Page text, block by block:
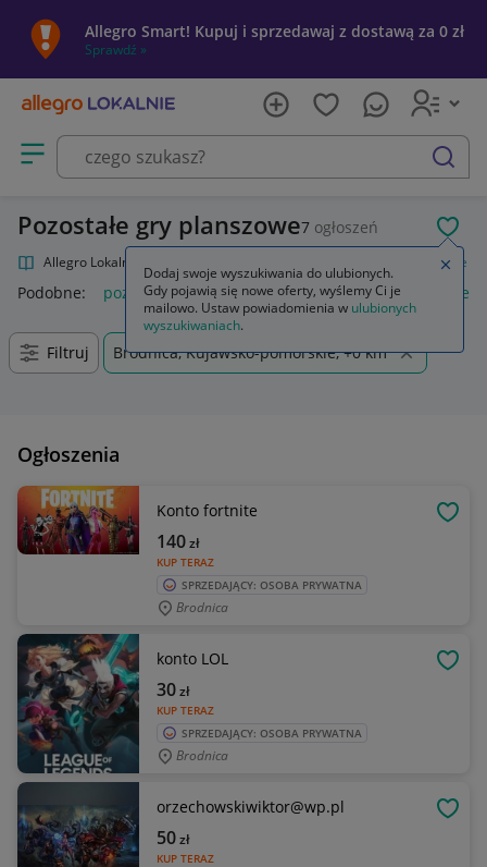
Allegro Smart! Kupuj i sprzedawaj z dostawą za 0 zł
Sprawdź »
Otwórz menu z kategoriami
szukaj
Pozostałe gry planszowe7 ogłoszeń
Allegro Lokalnie Pozostałe
Podobne: pozostałe łóżka pozostałe pozostałe miasta i
Filtruj Brodnica, Kujawsko-pomorskie, +0 km
Ogłoszenia
Konto fortnite
KUP TERAZ
140zł
SPRZEDAJĄCY: OSOBA PRYWATNA
Brodnica
konto LOL
KUP TERAZ
30zł
SPRZEDAJĄCY: OSOBA PRYWATNA
Brodnica
orzechowskiwiktor@wp.pl
KUP TERAZ
50zł
Dodaj swoje wyszukiwania do ulubionych.
Gdy pojawią się nowe oferty, wyślemy Ci je
mailowo. Ustaw powiadomienia w ulubionych
wyszukiwaniach.